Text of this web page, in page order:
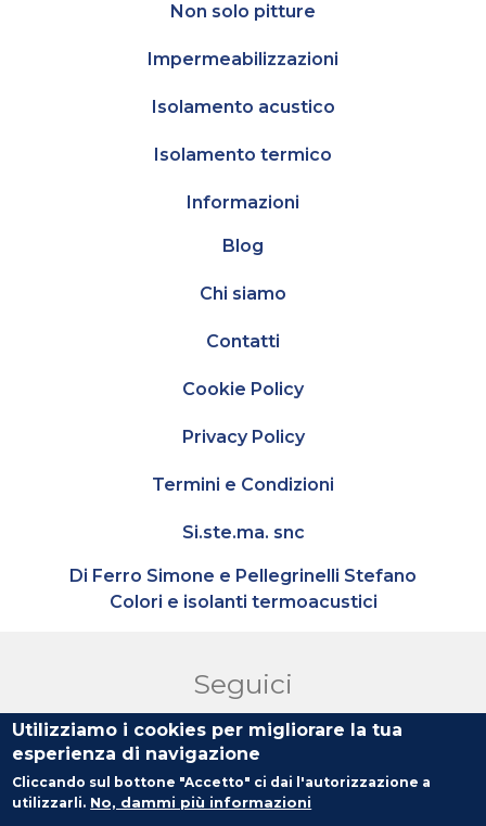
Non solo pitture
Impermeabilizzazioni
Isolamento acustico
Isolamento termico
Informazioni
Blog
Chi siamo
Contatti
Cookie Policy
Privacy Policy
Termini e Condizioni
Si.ste.ma. snc
Di Ferro Simone e Pellegrinelli Stefano
Colori e isolanti termoacustici
Seguici
© Copyright 2026 Tutti i diritti riservati.
Utilizziamo i cookies per migliorare la tua
esperienza di navigazione
Cliccando sul bottone "Accetto" ci dai l'autorizzazione a
utilizzarli. No, dammi più informazioni